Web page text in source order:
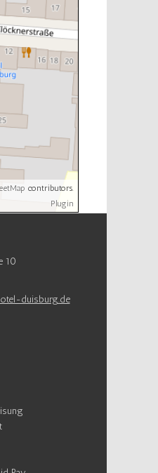
contributors.
Plugin
10
duisburg.de